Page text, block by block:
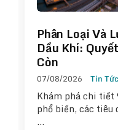
Phân Loại Và
Dầu Khí:
Còn
07/08/2026 Tin
Khám phá chi tiết
phổ biến, các tiêu
…